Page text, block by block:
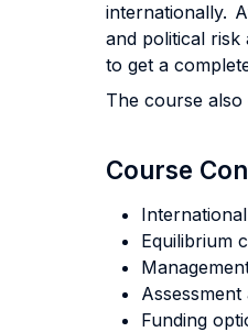
internationally.
and political risk
to get a
The course
Course
Equilibrium
Funding